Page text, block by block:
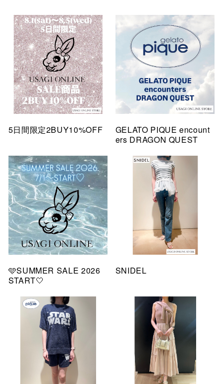
5日間限定2BUY10%OFF
GELATO PIQUE encount
ers DRAGON QUEST
🩵SUMMER SALE 2026
START🤍
SNIDEL